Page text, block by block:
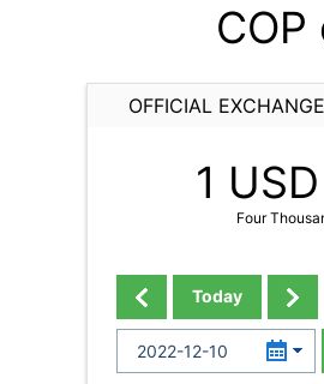
OFFICIAL
1
Four
Today